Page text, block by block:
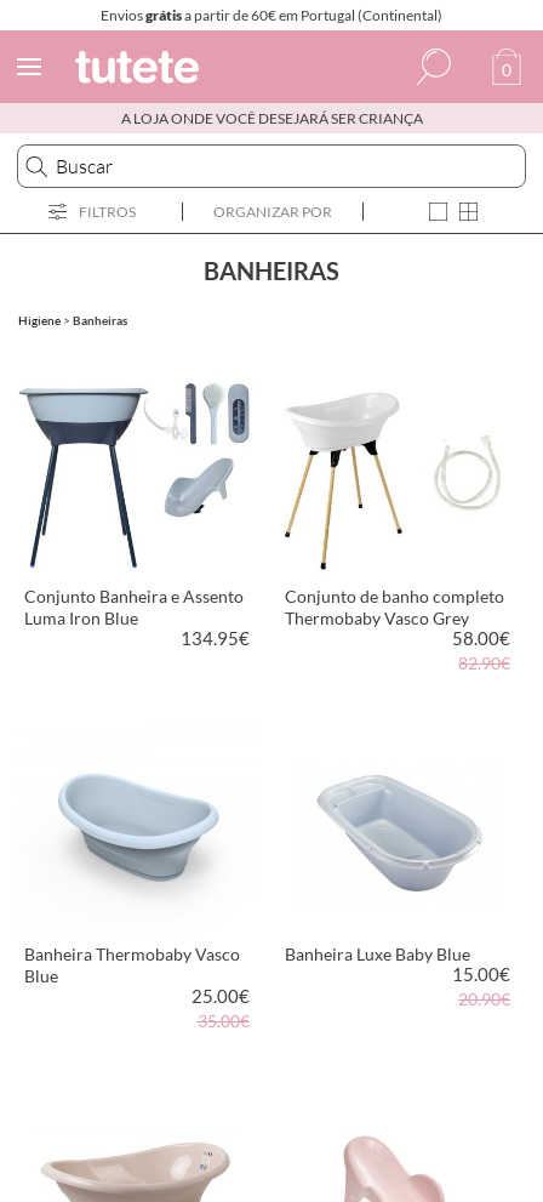
Enviosgrátisa partir de 60€ em Portugal (Continental)
Espanhol
Italiano
Inglês
0
A LOJA ONDE VOCÊ DESEJARÁ SER CRIANÇA
FILTROS ORGANIZAR POR
BANHEIRAS
Higiene > Banheiras
Conjunto Banheira e Assento
Luma Iron Blue
134.95€
Conjunto de banho completo
Thermobaby Vasco Grey
58.00€
82.90€
Banheira Thermobaby Vasco
Blue
25.00€
35.00€
Banheira Luxe Baby Blue
15.00€
20.90€